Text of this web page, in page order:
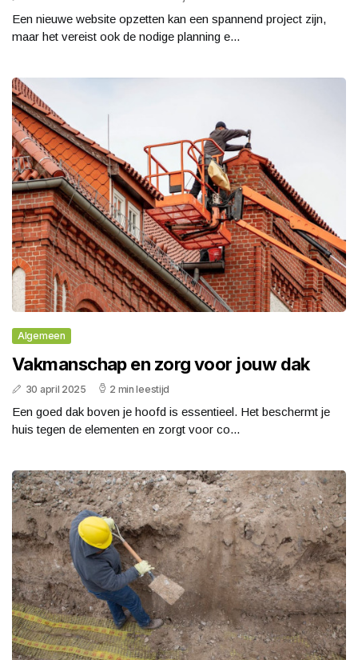
Een nieuwe website opzetten kan een spannend project zijn,
maar het vereist ook de nodige planning e...
Algemeen
Vakmanschap en zorg voor jouw dak
30 april 2025 2 min leestijd
Een goed dak boven je hoofd is essentieel. Het beschermt je
huis tegen de elementen en zorgt voor co...